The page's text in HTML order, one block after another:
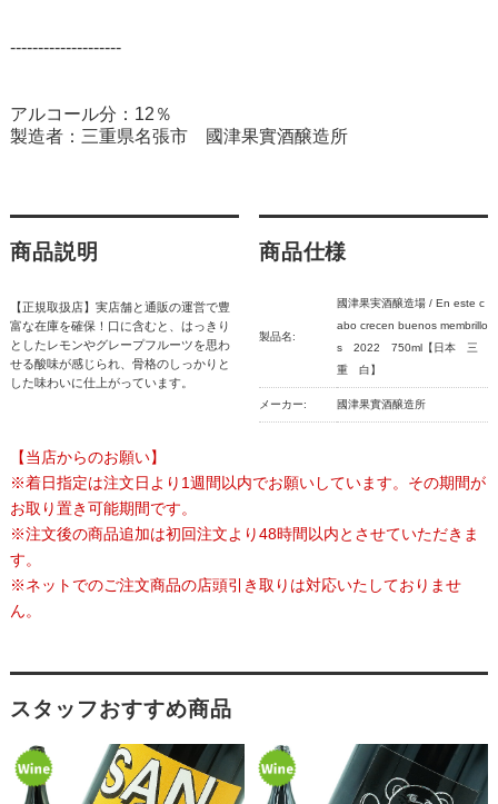
--------------------
アルコール分：12％
製造者：三重県名張市 國津果實酒醸造所
商品説明
【正規取扱店】実店舗と通販の運営で豊
富な在庫を確保！口に含むと、はっきり
としたレモンやグレープフルーツを思わ
せる酸味が感じられ、骨格のしっかりと
した味わいに仕上がっています。
商品仕様
製品名:
國津果実酒醸造場 / En este c
abo crecen buenos membrillo
s 2022 750ml【日本 三
重 白】
メーカー: 國津果實酒醸造所
【当店からのお願い】
※着日指定は注文日より1週間以内でお願いしています。その期間が
お取り置き可能期間です。
※注文後の商品追加は初回注文より48時間以内とさせていただきま
す。
※ネットでのご注文商品の店頭引き取りは対応いたしておりませ
ん。
スタッフおすすめ商品